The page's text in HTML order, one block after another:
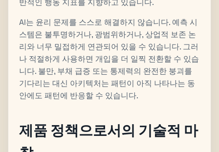
반적인 행동 지표를 지향하고 있습니다.
AI는 윤리 문제를 스스로 해결하지 않습니다. 예측 시
스템은 불투명하거나, 광범위하거나, 상업적 보존 논
리와 너무 밀접하게 연관되어 있을 수 있습니다. 그러
나 적절하게 사용하면 개입을 더 일찍 전환할 수 있습
니다. 불만, 부채 급증 또는 통제력의 완전한 붕괴를
기다리는 대신 아키텍처는 패턴이 아직 나타나는 동
안에도 패턴에 반응할 수 있습니다.
제품 정책으로서의 기술적 마